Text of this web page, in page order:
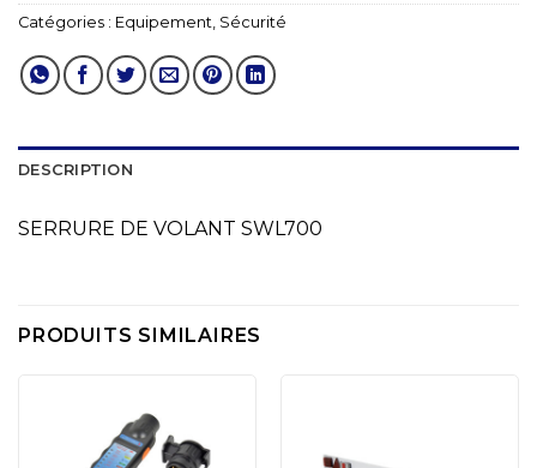
Catégories : Equipement Sécurité
DESCRIPTION
SERRURE DE VOLANT SWL700
PRODUITS SIMILAIRES